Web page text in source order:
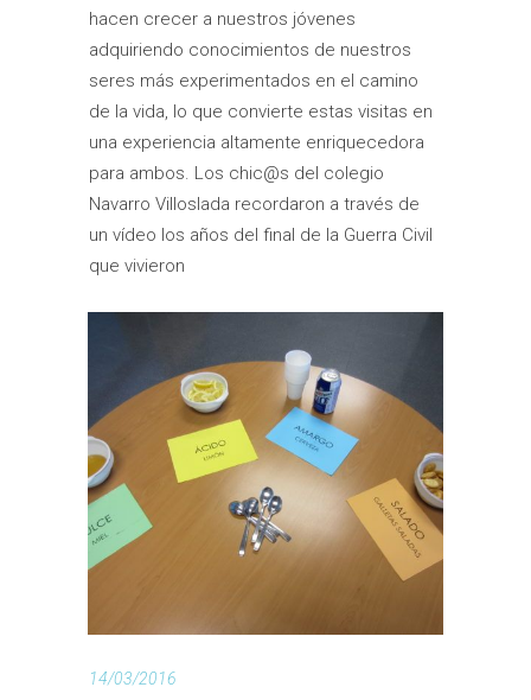
hacen crecer a nuestros jóvenes
adquiriendo conocimientos de nuestros
seres más experimentados en el camino
de la vida, lo que convierte estas visitas en
una experiencia altamente enriquecedora
para ambos. Los chic@s del colegio
Navarro Villoslada recordaron a través de
un vídeo los años del final de la Guerra Civil
que vivieron
14/03/2016